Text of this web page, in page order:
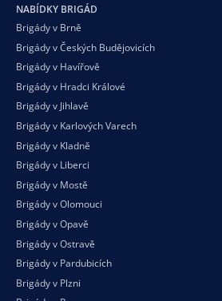
NABÍDKY BRIGÁD
Brigády v Brně
Brigády v Českých Budějovicích
Brigády v Havířově
Brigády v Hradci Králové
Brigády v Jihlavě
Brigády v Karlových Varech
Brigády v Kladně
Brigády v Liberci
Brigády v Mostě
Brigády v Olomouci
Brigády v Opavě
Brigády v Ostravě
Brigády v Pardubicích
Brigády v Plzni